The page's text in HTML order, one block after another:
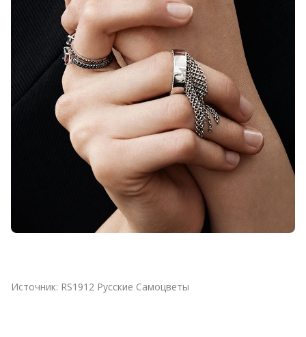
Источник: RS1912 Русские Самоцветы